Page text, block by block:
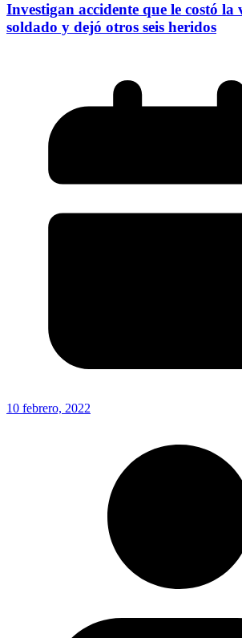
Investigan accidente que le costó la
soldado y dejó otros seis heridos
10 febrero, 2022